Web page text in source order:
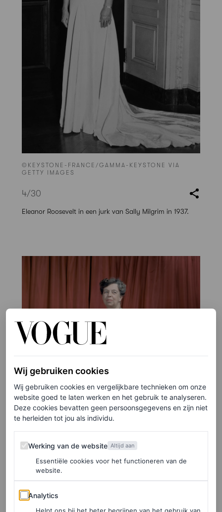
©KEYSTONE-FRANCE/GAMMA-KEYSTONE VIA
GETTY IMAGES
4/30
Eleanor Roosevelt in een jurk van Sally Milgrim in 1937.
Wij gebruiken cookies
Wij gebruiken cookies en vergelijkbare technieken om onze
website goed te laten werken en het gebruik te analyseren.
Deze cookies bevatten geen persoonsgegevens en zijn niet
te herleiden tot jou als individu.
Werking van de website
Werking van de website Altijd aan
Essentiële cookies voor het functioneren van de
website.
Analytics
Analytics